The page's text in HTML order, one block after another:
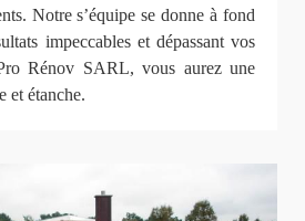
Notre s’équipe se donne à fond
impeccables et dépassant vos
Rénov SARL, vous aurez une
et étanche.